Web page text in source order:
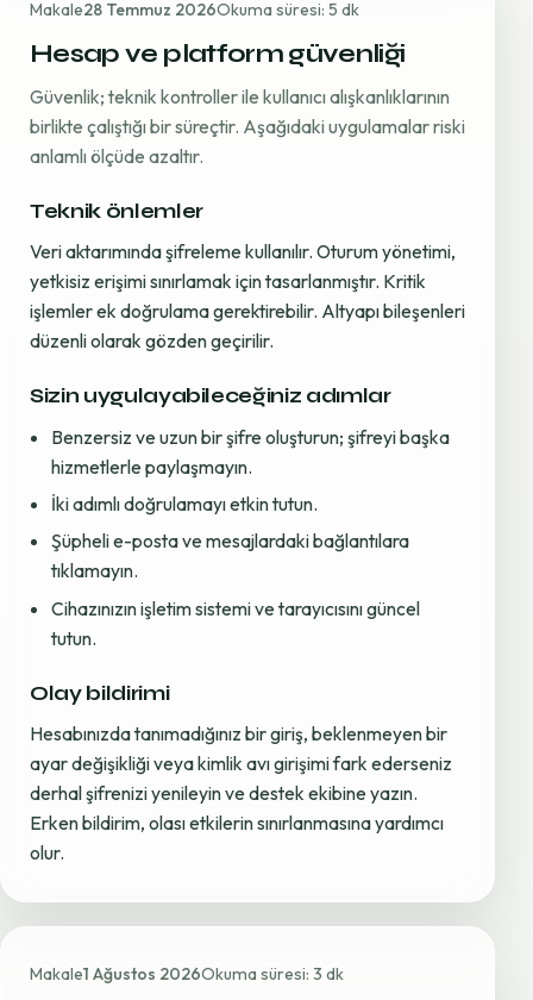
Makale28 Temmuz 2026Okuma süresi: 5 dk
Hesap ve platform güvenliği
Güvenlik; teknik kontroller ile kullanıcı alışkanlıklarının
birlikte çalıştığı bir süreçtir. Aşağıdaki uygulamalar riski
anlamlı ölçüde azaltır.
Teknik önlemler
Veri aktarımında şifreleme kullanılır. Oturum yönetimi,
yetkisiz erişimi sınırlamak için tasarlanmıştır. Kritik
işlemler ek doğrulama gerektirebilir. Altyapı bileşenleri
düzenli olarak gözden geçirilir.
Sizin uygulayabileceğiniz adımlar
Benzersiz ve uzun bir şifre oluşturun; şifreyi başka
hizmetlerle paylaşmayın.
İki adımlı doğrulamayı etkin tutun.
Şüpheli e-posta ve mesajlardaki bağlantılara
tıklamayın.
Cihazınızın işletim sistemi ve tarayıcısını güncel
tutun.
Olay bildirimi
Hesabınızda tanımadığınız bir giriş, beklenmeyen bir
ayar değişikliği veya kimlik avı girişimi fark ederseniz
derhal şifrenizi yenileyin ve destek ekibine yazın.
Erken bildirim, olası etkilerin sınırlanmasına yardımcı
olur.
Makale1 Ağustos 2026Okuma süresi: 3 dk